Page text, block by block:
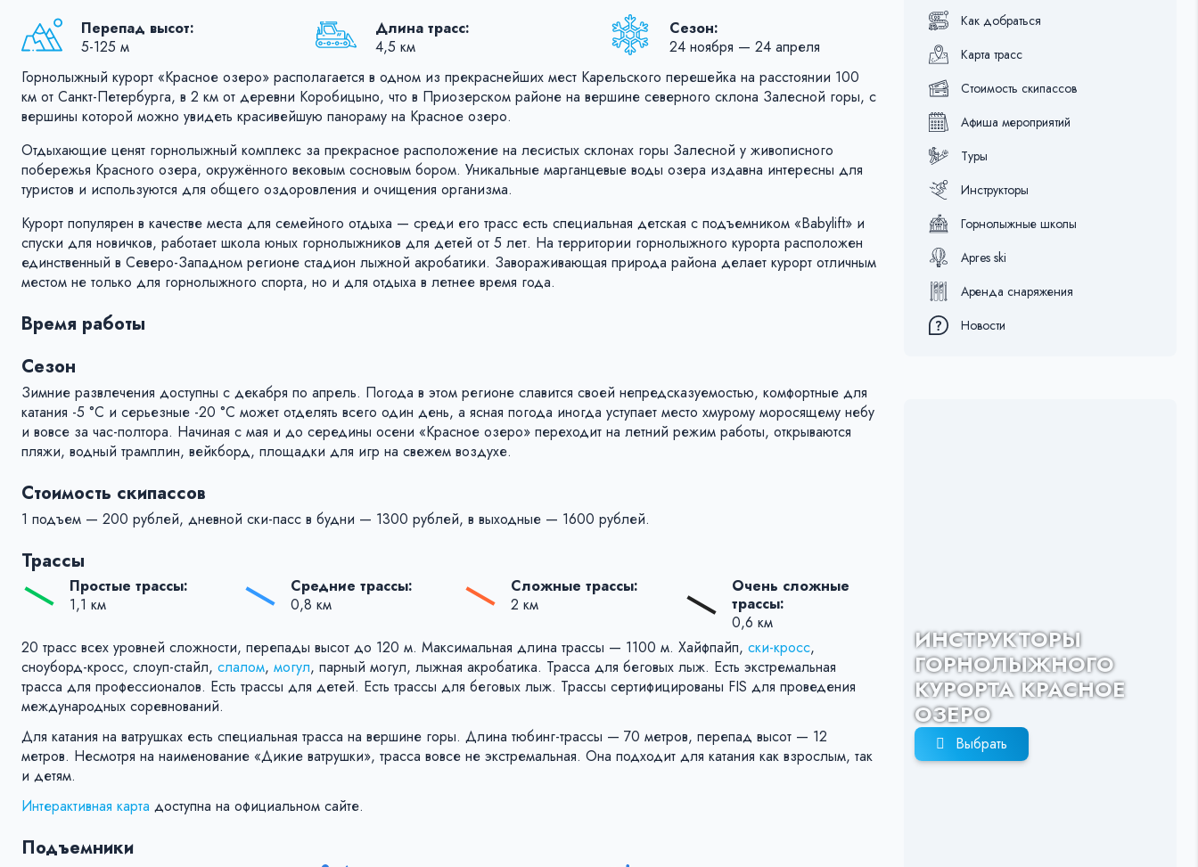
Перепад высот:
5-125 м
Длина трасс:
4,5 км
Сезон:
24 ноября — 24 апреля
Горнолыжный курорт «Красное озеро» располагается в одном из прекраснейших мест Карельского перешейка на расстоянии 100
км от Санкт-Петербурга, в 2 км от деревни Коробицыно, что в Приозерском районе на вершине северного склона Залесной горы, с
вершины которой можно увидеть красивейшую панораму на Красное озеро.
Отдыхающие ценят горнолыжный комплекс за прекрасное расположение на лесистых склонах горы Залесной у живописного
побережья Красного озера, окружённого вековым сосновым бором. Уникальные марганцевые воды озера издавна интересны для
туристов и используются для общего оздоровления и очищения организма.
Курорт популярен в качестве места для семейного отдыха — среди его трасс есть специальная детская с подъемником «Babylift» и
спуски для новичков, работает школа юных горнолыжников для детей от 5 лет. На территории горнолыжного курорта расположен
единственный в Северо-Западном регионе стадион лыжной акробатики. Завораживающая природа района делает курорт отличным
местом не только для горнолыжного спорта, но и для отдыха в летнее время года.
Время работы
Сезон
Зимние развлечения доступны с декабря по апрель. Погода в этом регионе славится своей непредсказуемостью, комфортные для
катания -5 °C и серьезные -20 °C может отделять всего один день, а ясная погода иногда уступает место хмурому моросящему небу
и вовсе за час-полтора. Начиная с мая и до середины осени «Красное озеро» переходит на летний режим работы, открываются
пляжи, водный трамплин, вейкборд, площадки для игр на свежем воздухе.
Стоимость скипассов
1 подъем — 200 рублей, дневной ски-пасс в будни — 1300 рублей, в выходные — 1600 рублей.
Трассы
Простые трассы:
1,1 км
Средние трассы:
0,8 км
Сложные трассы:
2 км
Очень сложные
трассы:
0,6 км
20 трасс всех уровней сложности, перепады высот до 120 м. Максимальная длина трассы — 1100 м. Хайфпайп, ски-кросс,
сноуборд-кросс, слоуп-стайл, слалом, могул, парный могул, лыжная акробатика. Трасса для беговых лыж. Есть экстремальная
трасса для профессионалов. Есть трассы для детей. Есть трассы для беговых лыж. Трассы сертифицированы FIS для проведения
международных соревнований.
Для катания на ватрушках есть специальная трасса на вершине горы. Длина тюбинг-трассы — 70 метров, перепад высот — 12
метров. Несмотря на наименование «Дикие ватрушки», трасса вовсе не экстремальная. Она подходит для катания как взрослым, так
и детям.
Интерактивная карта доступна на официальном сайте.
Подъемники
Как добраться
Карта трасс
Стоимость скипассов
Афиша мероприятий
Туры
Инструкторы
Горнолыжные школы
Apres ski
Аренда снаряжения
Новости
ИНСТРУКТОРЫ
ГОРНОЛЫЖНОГО
КУРОРТА КРАСНОЕ
ОЗЕРО
Выбрать